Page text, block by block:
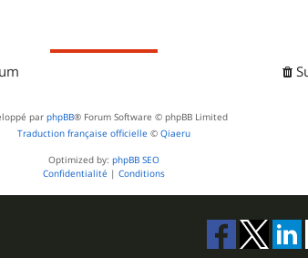
par phpBB® Forum Software © phpBB Limited
Traduction française officielle © Qiaeru
Optimized by: phpBB SEO
Confidentialité | Conditions